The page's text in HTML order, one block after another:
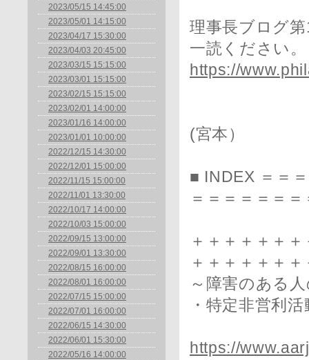
2023/05/15 14:45:00
2023/05/01 14:15:00
2023/04/17 15:30:00
2023/04/03 20:45:00
2023/03/15 15:15:00
2023/03/01 15:15:00
2023/02/15 15:15:00
2023/02/01 14:00:00
2023/01/16 14:00:00
2023/01/01 10:00:00
2022/12/15 14:30:00
2022/12/01 15:00:00
2022/11/15 15:00:00
2022/11/01 13:30:00
2022/10/17 14:00:00
2022/10/03 15:00:00
2022/09/15 13:00:00
2022/09/01 13:30:00
2022/08/15 16:00:00
2022/08/01 16:00:00
2022/07/15 15:00:00
2022/07/01 16:00:00
2022/06/15 14:30:00
2022/06/01 15:30:00
2022/05/16 14:00:00
理事長ブログ
一読ください。
https://
(宮本）
■ INDEX ＝＝
＝＝＝＝＝＝＝
＋＋＋＋＋＋
＋＋＋＋＋＋＋
～障害のある
・特定非営利
https://